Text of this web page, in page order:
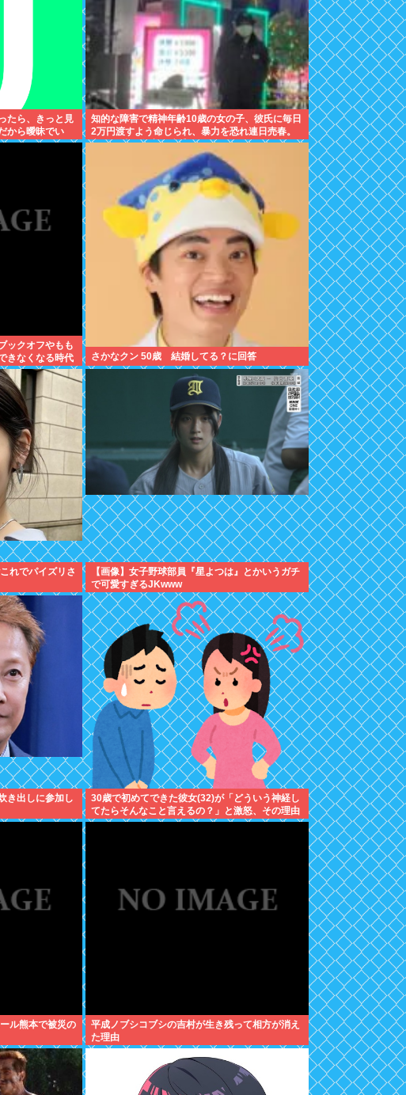
たら、きっと見
から曖昧でい
いで
知的な障害で精神年齢10歳の女の子、彼氏に毎日
2万円渡すよう命じられ、暴力を恐れ連日売春。
客の82歳を殺害し逮捕
ックオフやもも
きなくなる時代
さかなクン 50歳 結婚してる？に回答
れでパイズリさ
【画像】女子野球部員『星よつは』とかいうガチ
で可愛すぎるJKwww
き出しに参加し
30歳で初めてできた彼女(32)が「どういう神経し
てたらそんなこと言えるの？」と激怒、その理由
がｗｗｗ
ル熊本で被災の
平成ノブシコブシの吉村が生き残って相方が消え
た理由